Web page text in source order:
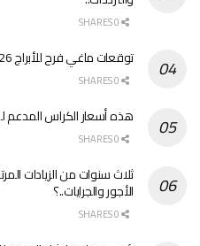
توقعات ماغي فرح للأبراج 2026 تكشف خريطة الحظ والتغيير..
هذه أسعار الكراس المدعم
ثلاث سنوات من الزيادات
الأجور والجرايات..؟